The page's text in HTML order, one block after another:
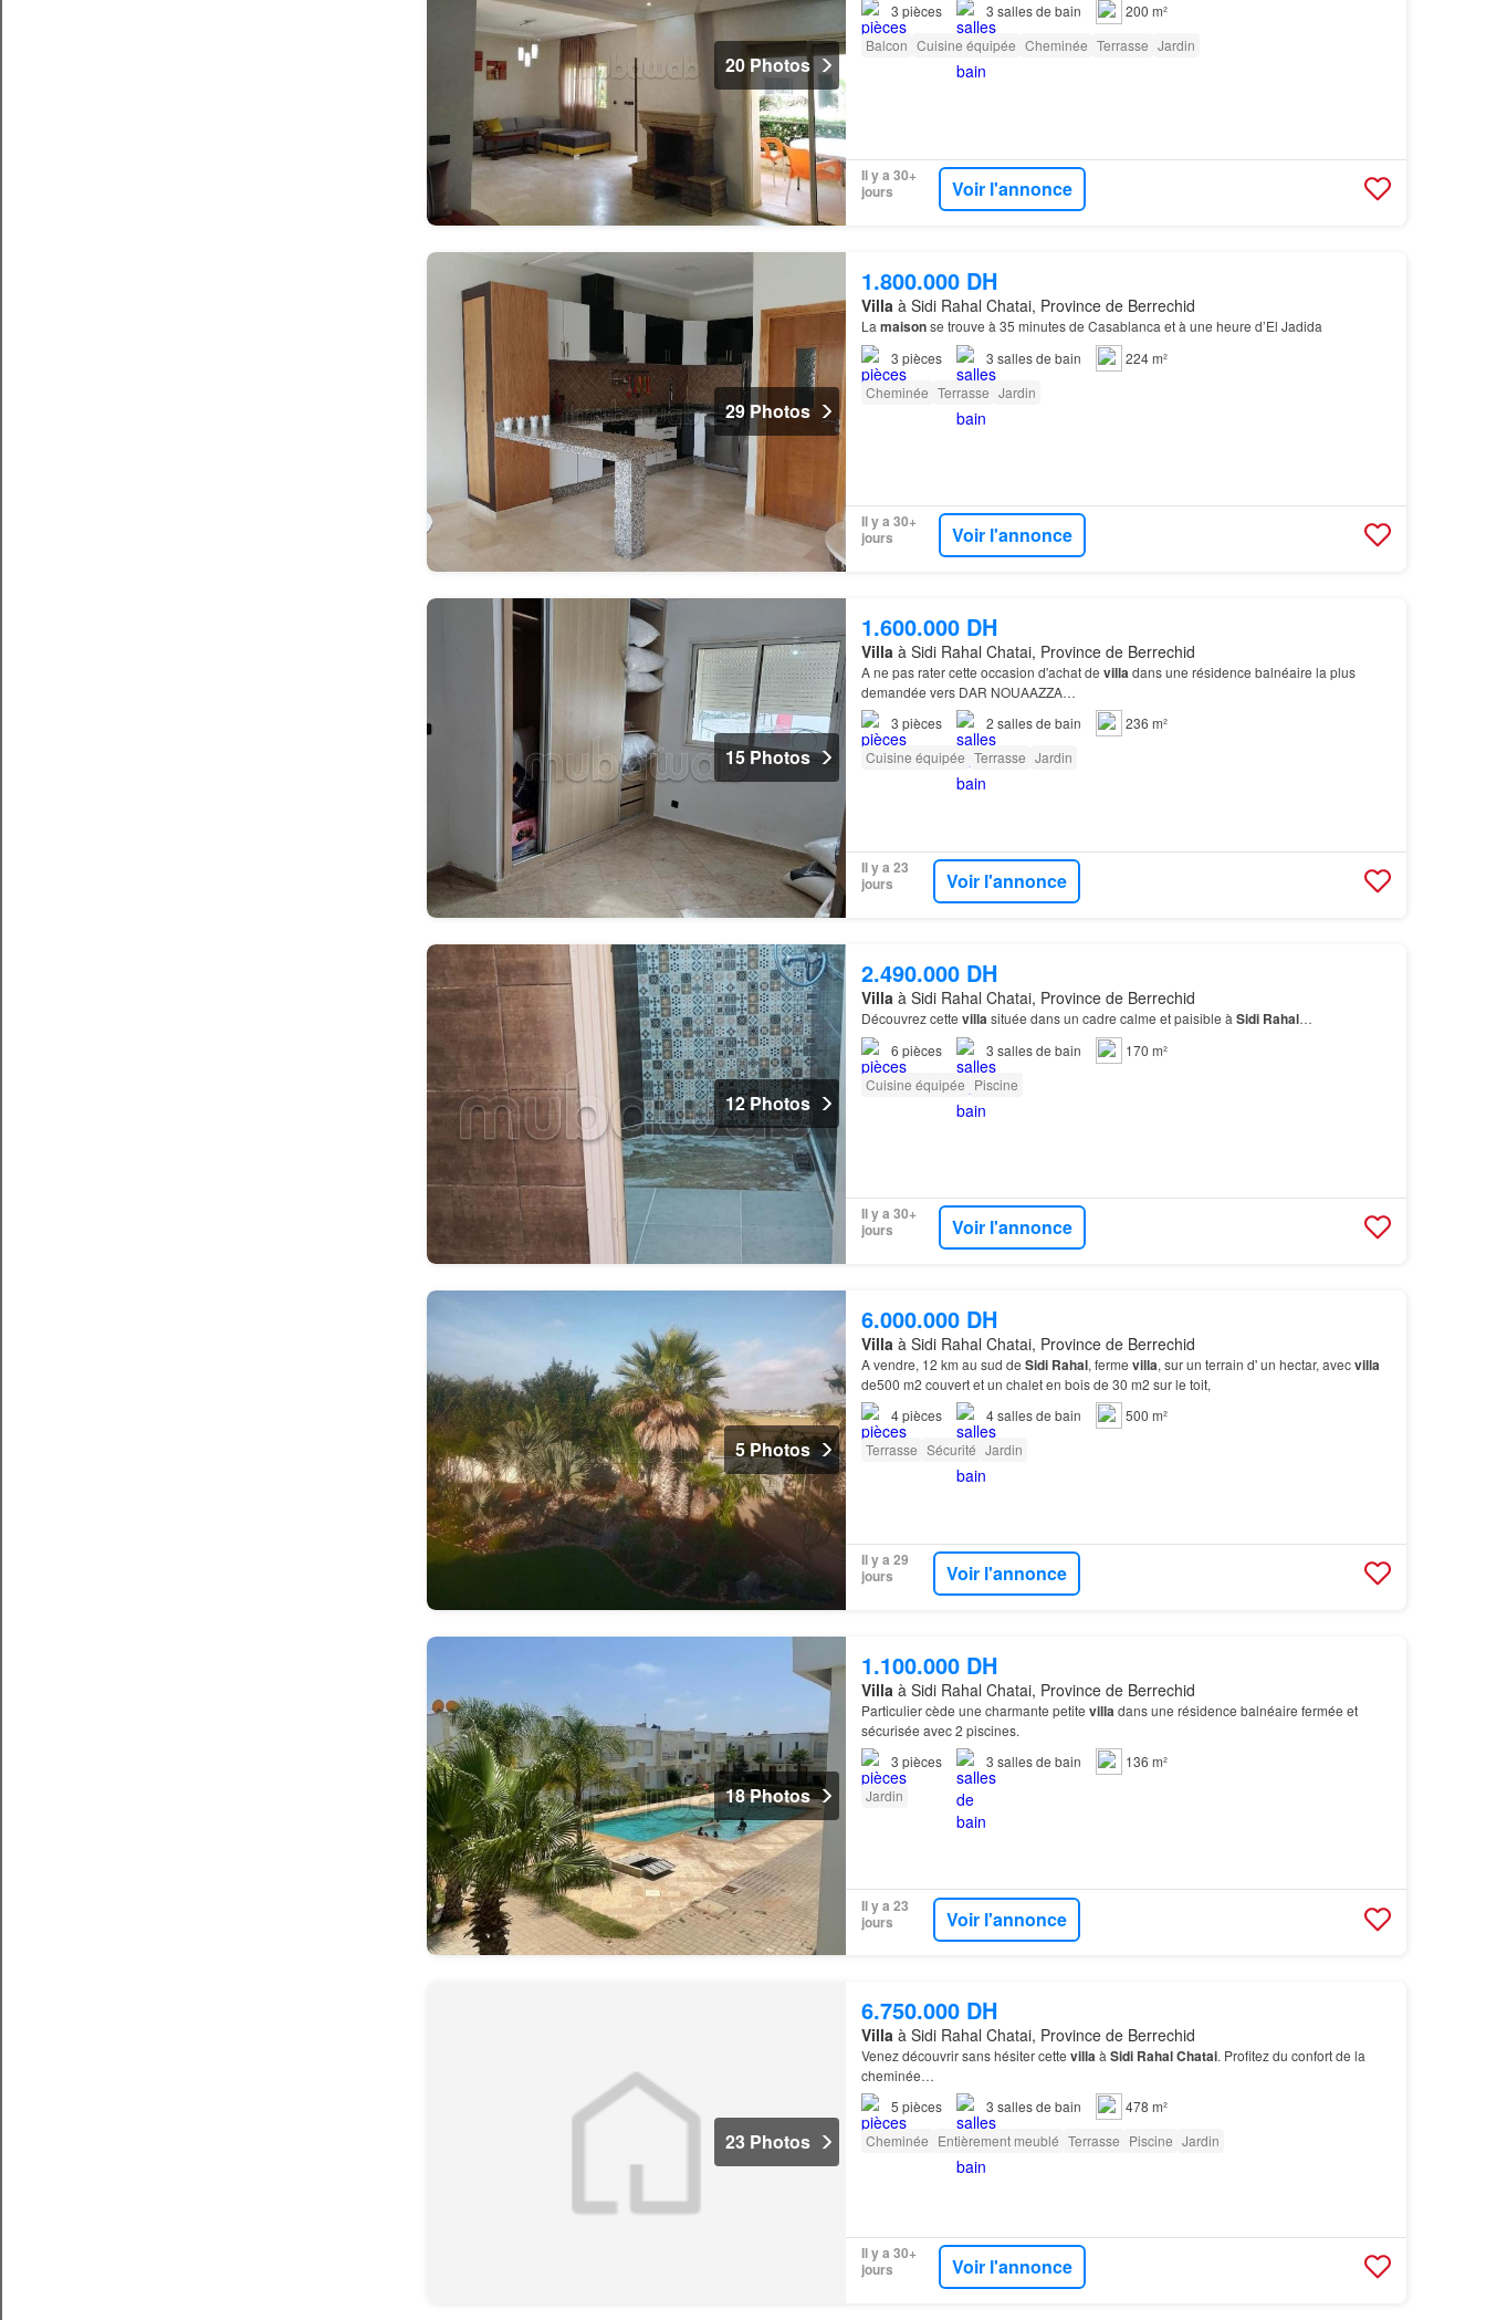
20 Photos
3 pièces 3 salles de bain
200 m²
Balcon Cuisine équipée Cheminée Terrasse Jardin
Il y a 30+
jours
Voir l'annonce
29 Photos
1.800.000 DH
Villa à Sidi Rahal Chatai, Province de Berrechid
La maisonse trouve à 35 minutes de Casablanca et à une heure d’El Jadida
3 pièces 3 salles de bain
224 m²
Cheminée Terrasse Jardin
Il y a 30+
jours
Voir l'annonce
15 Photos
1.600.000 DH
Villa à Sidi Rahal Chatai, Province de Berrechid
A ne pas rater cette occasion d'achat de villadans une résidence balnéaire la plus
demandée vers DAR NOUAAZZA…
3 pièces 2 salles de bain
236 m²
Cuisine équipée Terrasse Jardin
Il y a 23
jours
Voir l'annonce
12 Photos
2.490.000 DH
Villa à Sidi Rahal Chatai, Province de Berrechid
Découvrez cette villasituée dans un cadre calme et paisible à Sidi Rahal…
6 pièces 3 salles de bain
170 m²
Cuisine équipée Piscine
Il y a 30+
jours
Voir l'annonce
5 Photos
6.000.000 DH
Villa à Sidi Rahal Chatai, Province de Berrechid
A vendre, 12 km au sud de Sidi Rahal, ferme villa, sur un terrain d' un hectar, avecvilla
de500 m2 couvert et un chalet en bois de 30 m2 sur le toit,
4pièces 4salles de bain
500 m²
Terrasse Sécurité Jardin
Il y a 29
jours
Voir l'annonce
18 Photos
1.100.000 DH
Villa à Sidi Rahal Chatai, Province de Berrechid
Particulier cède une charmante petite villadans une résidence balnéaire fermée et
sécurisée avec 2 piscines.
3 pièces 3 salles de bain
136 m²
Jardin
Il y a 23
jours
Voir l'annonce
23 Photos
6.750.000 DH
Villaà Sidi Rahal Chatai, Province de Berrechid
Venez découvrir sans hésiter cette villaà Sidi RahalChatai. Profitez du confort de la
cheminée…
5 pièces 3 salles de bain
478 m²
Cheminée Entièrement meublé Terrasse Piscine Jardin
Il y a 30+
jours
Voir l'annonce